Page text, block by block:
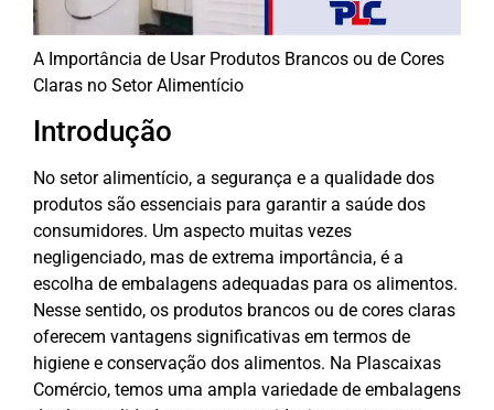
A Importância de Usar Produtos Brancos ou de Cores
Claras no Setor Alimentício
Introdução
No setor alimentício, a segurança e a qualidade dos
produtos são essenciais para garantir a saúde dos
consumidores. Um aspecto muitas vezes
negligenciado, mas de extrema importância, é a
escolha de embalagens adequadas para os alimentos.
Nesse sentido, os produtos brancos ou de cores claras
oferecem vantagens significativas em termos de
higiene e conservação dos alimentos. Na Plascaixas
Comércio, temos uma ampla variedade de embalagens